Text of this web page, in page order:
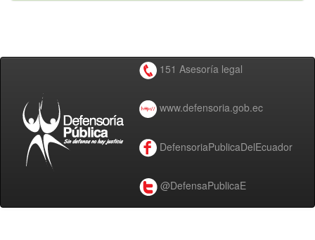
151 Asesoría legal
www.defensoria.gob.ec
DefensoriaPublicaDelEcuador
@DefensaPublicaE